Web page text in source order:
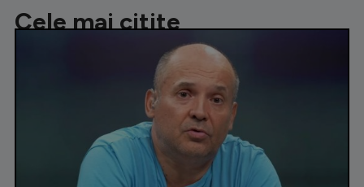
Cele mai citite